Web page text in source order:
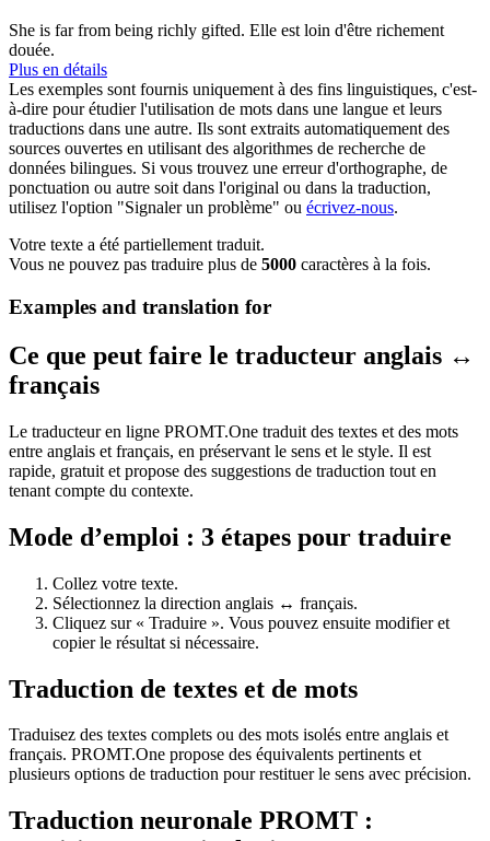
She is far from being richly gifted. Elle est loin d'être richement
douée.
Plus en détails
Les exemples sont fournis uniquement à des fins linguistiques, c'est-
à-dire pour étudier l'utilisation de mots dans une langue et leurs
traductions dans une autre. Ils sont extraits automatiquement des
sources ouvertes en utilisant des algorithmes de recherche de
données bilingues. Si vous trouvez une erreur d'orthographe, de
ponctuation ou autre soit dans l'original ou dans la traduction,
utilisez l'option "Signaler un problème" ou écrivez-nous.
Votre texte a été partiellement traduit.
Vous ne pouvez pas traduire plus de 5000 caractères à la fois.
Examples and translation for
Ce que peut faire le traducteur anglais ↔
français
Le traducteur en ligne PROMT.One traduit des textes et des mots
entre anglais et français, en préservant le sens et le style. Il est
rapide, gratuit et propose des suggestions de traduction tout en
tenant compte du contexte.
Mode d’emploi : 3 étapes pour traduire
Collez votre texte.
Sélectionnez la direction anglais ↔ français.
Cliquez sur « Traduire ». Vous pouvez ensuite modifier et
copier le résultat si nécessaire.
Traduction de textes et de mots
Traduisez des textes complets ou des mots isolés entre anglais et
français. PROMT.One propose des équivalents pertinents et
plusieurs options de traduction pour restituer le sens avec précision.
Traduction neuronale PROMT :